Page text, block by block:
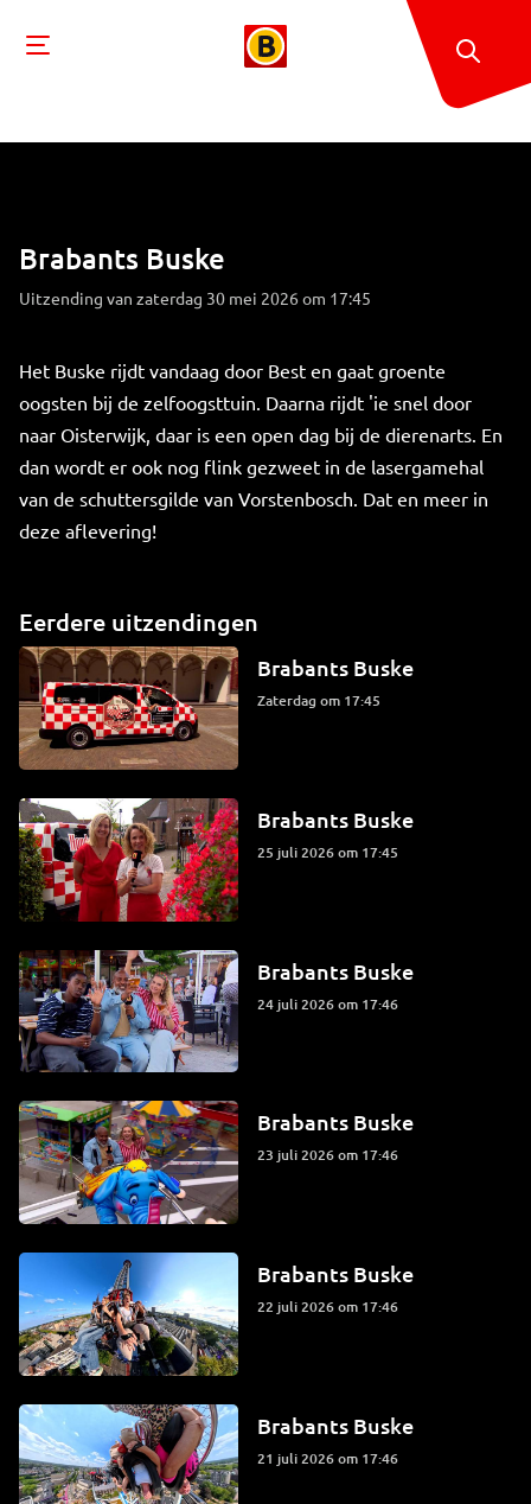
Brabants Buske
Uitzending van zaterdag 30 mei 2026 om 17:45
Het Buske rijdt vandaag door Best en gaat groente
oogsten bij de zelfoogsttuin. Daarna rijdt 'ie snel door
naar Oisterwijk, daar is een open dag bij de dierenarts. En
dan wordt er ook nog flink gezweet in de lasergamehal
van de schuttersgilde van Vorstenbosch. Dat en meer in
deze aflevering!
Eerdere uitzendingen
Brabants Buske
zaterdag om 17:45
Brabants Buske
25 juli 2026 om 17:45
Brabants Buske
24 juli 2026 om 17:46
Brabants Buske
23 juli 2026 om 17:46
Brabants Buske
22 juli 2026 om 17:46
Brabants Buske
21 juli 2026 om 17:46